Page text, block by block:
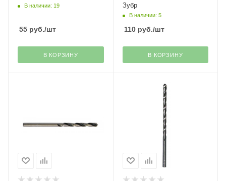
В наличии: 19
55 руб./шт
В КОРЗИНУ
Зубр
В наличии: 5
110руб./шт
В КОРЗИНУ